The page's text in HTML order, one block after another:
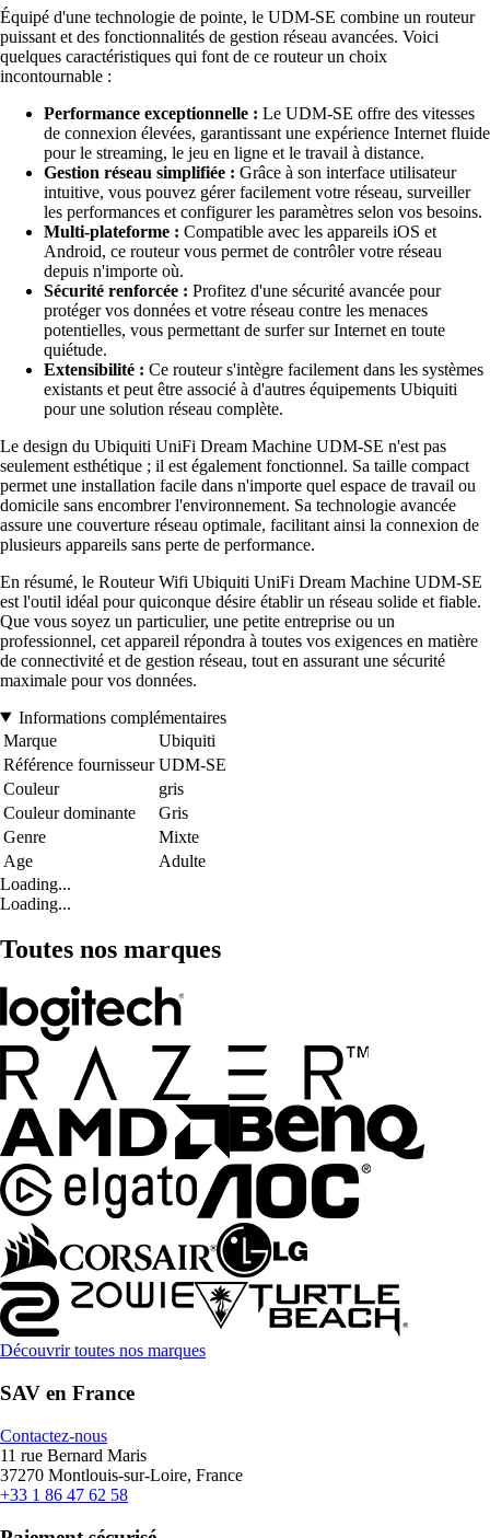
Équipé d'une technologie de pointe, le UDM-SE combine un routeur
puissant et des fonctionnalités de gestion réseau avancées. Voici
quelques caractéristiques qui font de ce routeur un choix
incontournable :
Performance exceptionnelle : Le UDM-SE offre des vitesses
de connexion élevées, garantissant une expérience Internet fluide
pour le streaming, le jeu en ligne et le travail à distance.
Gestion réseau simplifiée : Grâce à son interface utilisateur
intuitive, vous pouvez gérer facilement votre réseau, surveiller
les performances et configurer les paramètres selon vos besoins.
Multi-plateforme : Compatible avec les appareils iOS et
Android, ce routeur vous permet de contrôler votre réseau
depuis n'importe où.
Sécurité renforcée : Profitez d'une sécurité avancée pour
protéger vos données et votre réseau contre les menaces
potentielles, vous permettant de surfer sur Internet en toute
quiétude.
Extensibilité : Ce routeur s'intègre facilement dans les systèmes
existants et peut être associé à d'autres équipements Ubiquiti
pour une solution réseau complète.
Le design du Ubiquiti UniFi Dream Machine UDM-SE n'est pas
seulement esthétique ; il est également fonctionnel. Sa taille compact
permet une installation facile dans n'importe quel espace de travail ou
domicile sans encombrer l'environnement. Sa technologie avancée
assure une couverture réseau optimale, facilitant ainsi la connexion de
plusieurs appareils sans perte de performance.
En résumé, le Routeur Wifi Ubiquiti UniFi Dream Machine UDM-SE
est l'outil idéal pour quiconque désire établir un réseau solide et fiable.
Que vous soyez un particulier, une petite entreprise ou un
professionnel, cet appareil répondra à toutes vos exigences en matière
de connectivité et de gestion réseau, tout en assurant une sécurité
maximale pour vos données.
Informations complémentaires
Marque
Ubiquiti
Référence fournisseur UDM-SE
Couleur
gris
Couleur dominante
Gris
Genre
Mixte
Age
Adulte
Loading...
Loading...
Toutes nos marques
Découvrir toutes nos marques
SAV en France
Contactez-nous
11 rue Bernard Maris
37270 Montlouis-sur-Loire, France
+33 1 86 47 62 58